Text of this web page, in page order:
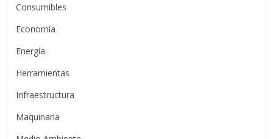
Consumibles
Economía
Energía
Herramientas
Infraestructura
Maquinaria